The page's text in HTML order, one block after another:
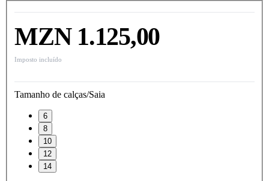
MZN 1.125,00
Imposto incluído
Tamanho de calças/Saia
6
8
10
12
14